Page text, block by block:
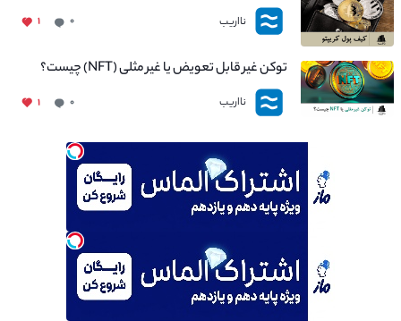
نااریب ۰ ۱
توکن غیر قابل تعویض یا غیر مثلی (NFT) چیست؟
نااریب ۰ ۱